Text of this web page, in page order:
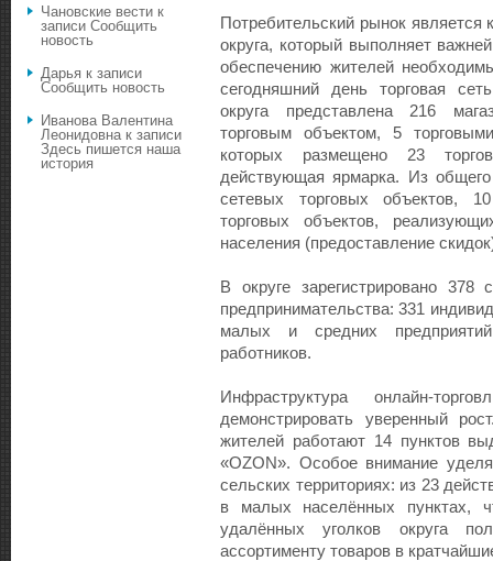
Потребительский рынок
округа, который выполняет
обеспечению жителей
сегодняшний день торговая
округа представлена 216
торговым объектом, 5
которых размещено 23
действующая ярмарка. Из
сетевых торговых объектов, 10
торговых объектов,
населения (предоставление
В округе зарегистрировано 378
предпринимательства: 331
малых и средних
работников.
Инфраструктура онлайн-
демонстрировать уверенный
жителей работают 14 пунктов
«OZON». Особое внимание
сельских территориях: из 23
в малых населённых пунктах,
удалённых уголков округа
ассортименту товаров в
Чановские вести к
записи Сообщить
новость
Дарья к записи
Сообщить новость
Иванова Валентина
Леонидовнак записи
Здесь пишется наша
история